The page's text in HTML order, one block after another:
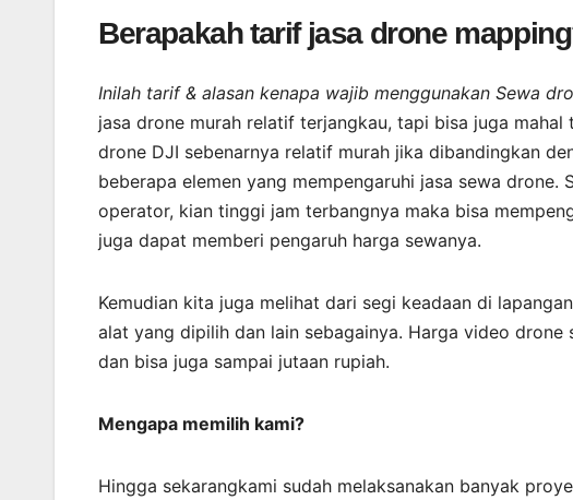
Berapakah tarif jasa drone
Inilah tarif & alasan kenapa wajib menggunakan Sewa
jasa drone murah relatif terjangkau, tapi bisa juga
drone DJI sebenarnya relatif murah jika dibandingkan
beberapa elemen yang mempengaruhi jasa sewa drone.
operator, kian tinggi jam terbangnya maka bisa
juga dapat memberi pengaruh harga sewanya.
Kemudian kita juga melihat dari segi keadaan di
alat yang dipilih dan lain sebagainya. Harga video
dan bisa juga sampai jutaan rupiah.
Mengapa memilih kami?
Hingga sekarangkami sudah melaksanakan banyak